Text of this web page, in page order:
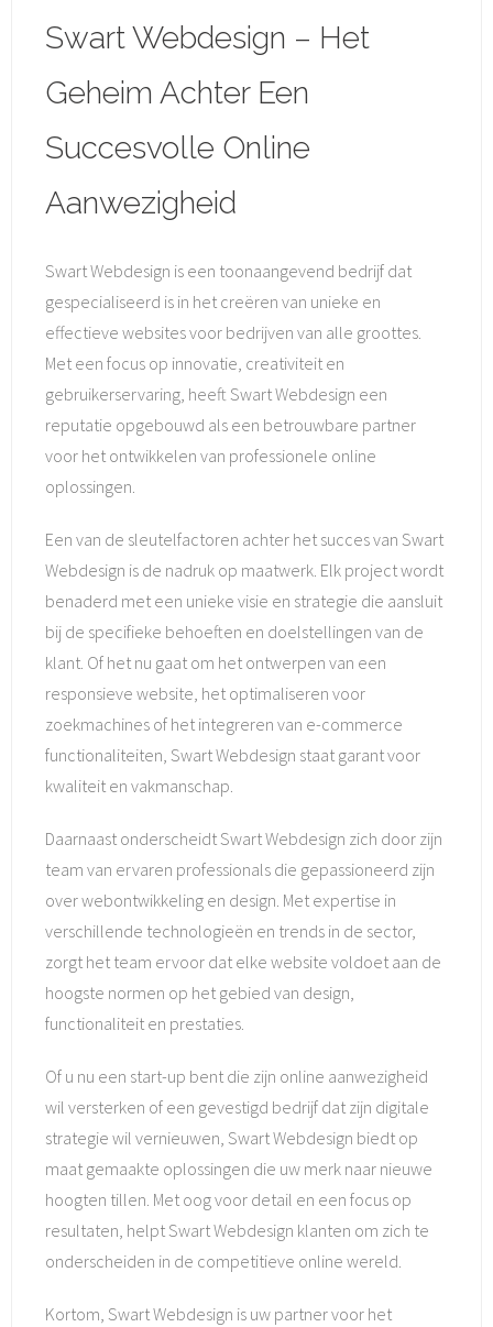
Swart Webdesign – Het
Geheim Achter Een
Succesvolle Online
Aanwezigheid
Swart Webdesign is een toonaangevend bedrijf dat
gespecialiseerd is in het creëren van unieke en
effectieve websites voor bedrijven van alle groottes.
Met een focus op innovatie, creativiteit en
gebruikerservaring, heeft Swart Webdesign een
reputatie opgebouwd als een betrouwbare partner
voor het ontwikkelen van professionele online
oplossingen.
Een van de sleutelfactoren achter het succes van Swart
Webdesign is de nadruk op maatwerk. Elk project wordt
benaderd met een unieke visie en strategie die aansluit
bij de specifieke behoeften en doelstellingen van de
klant. Of het nu gaat om het ontwerpen van een
responsieve website, het optimaliseren voor
zoekmachines of het integreren van e-commerce
functionaliteiten, Swart Webdesign staat garant voor
kwaliteit en vakmanschap.
Daarnaast onderscheidt Swart Webdesign zich door zijn
team van ervaren professionals die gepassioneerd zijn
over webontwikkeling en design. Met expertise in
verschillende technologieën en trends in de sector,
zorgt het team ervoor dat elke website voldoet aan de
hoogste normen op het gebied van design,
functionaliteit en prestaties.
Of u nu een start-up bent die zijn online aanwezigheid
wil versterken of een gevestigd bedrijf dat zijn digitale
strategie wil vernieuwen, Swart Webdesign biedt op
maat gemaakte oplossingen die uw merk naar nieuwe
hoogten tillen. Met oog voor detail en een focus op
resultaten, helpt Swart Webdesign klanten om zich te
onderscheiden in de competitieve online wereld.
Kortom, Swart Webdesign is uw partner voor het